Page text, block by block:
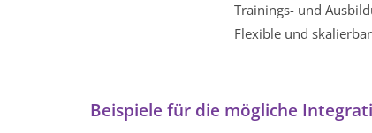
Trainings- und
Flexible und
Beispiele für die mögliche